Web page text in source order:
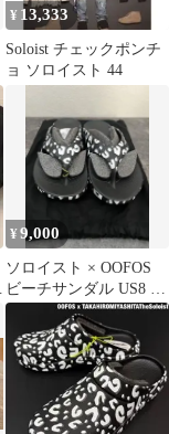
¥ 13,333
Soloist チェックポンチ
ョ ソロイスト 44
¥9,000
ソロイスト × OOFOS
ビーチサンダル US8 レ
オパード